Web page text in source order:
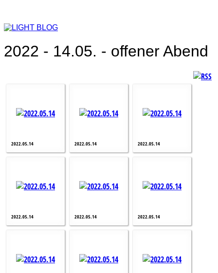
2022 - 14.05. - offener Abend
2022.05.14 2022.05.14 2022.05.14
2022.05.14 2022.05.14 2022.05.14